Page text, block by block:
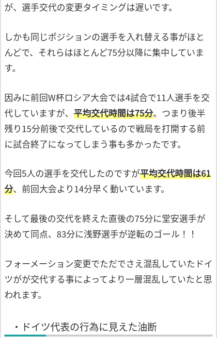
が、選手交代の変更タイミングは遅いです。
しかも同じポジションの選手を入れ替える事がほと
んどで、それらはほとんど75分以降に集中していま
す。
因みに前回W杯ロシア大会では4試合で11人選手を交
代していますが、 平均交代時間は75分。つまり後半
残り15分前後で交代しているので戦局を打開する前
に試合終了になってしまう事も多かったです。
今回5人の選手を交代したのですが平均交代時間は61
分、前回大会より14分早く動いています。
そして最後の交代を終えた直後の75分に堂安選手が
決めて同点、83分に浅野選手が逆転のゴール！！
フォーメーション変更でただでさえ混乱していたドイ
ツがが交代する事によってより一層混乱していたと思
われます。
・ドイツ代表の行為に見えた油断